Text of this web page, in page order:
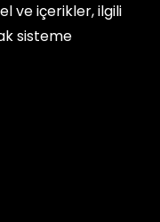
ve içerikler, ilgili
sisteme